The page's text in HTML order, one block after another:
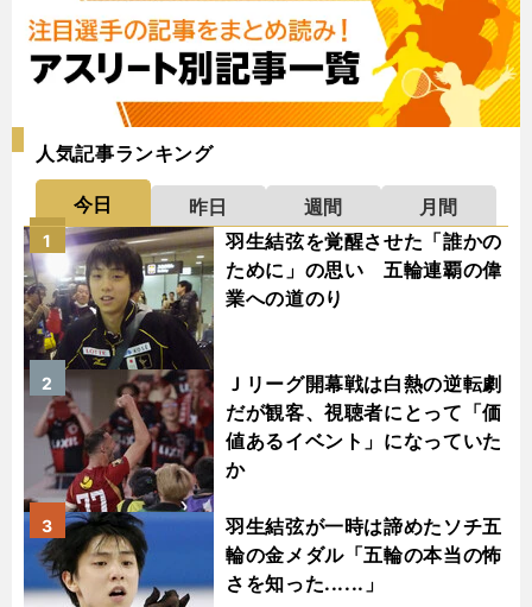
人気記事ランキング
今日 昨日 週間
月間
羽生結弦を覚醒させた「誰かの
ために」の思い 五輪連覇の偉
業への道のり
1
Ｊリーグ開幕戦は白熱の逆転劇
だが観客、視聴者にとって「価
値あるイベント」になっていた
か
2
羽生結弦が一時は諦めたソチ五
輪の金メダル「五輪の本当の怖
さを知った......」
3